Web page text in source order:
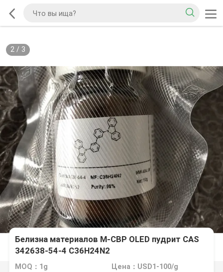
2/ 3
Белизна материалов M-CBP OLED пудрит CAS
342638-54-4 C36H24N2
MOQ：1g Цена：USD1-100/g